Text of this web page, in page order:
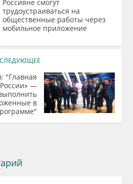
Россияне смогут
трудоустраиваться на
общественные работы через
мобильное приложение
СЛЕДУЮЩЕЕ
"Главная
—
в